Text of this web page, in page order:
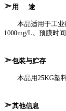
➣用 途
本品适用于工业
1000mg/L。预膜时
➣包装与贮存
本品用25KG塑料
➣其他信息